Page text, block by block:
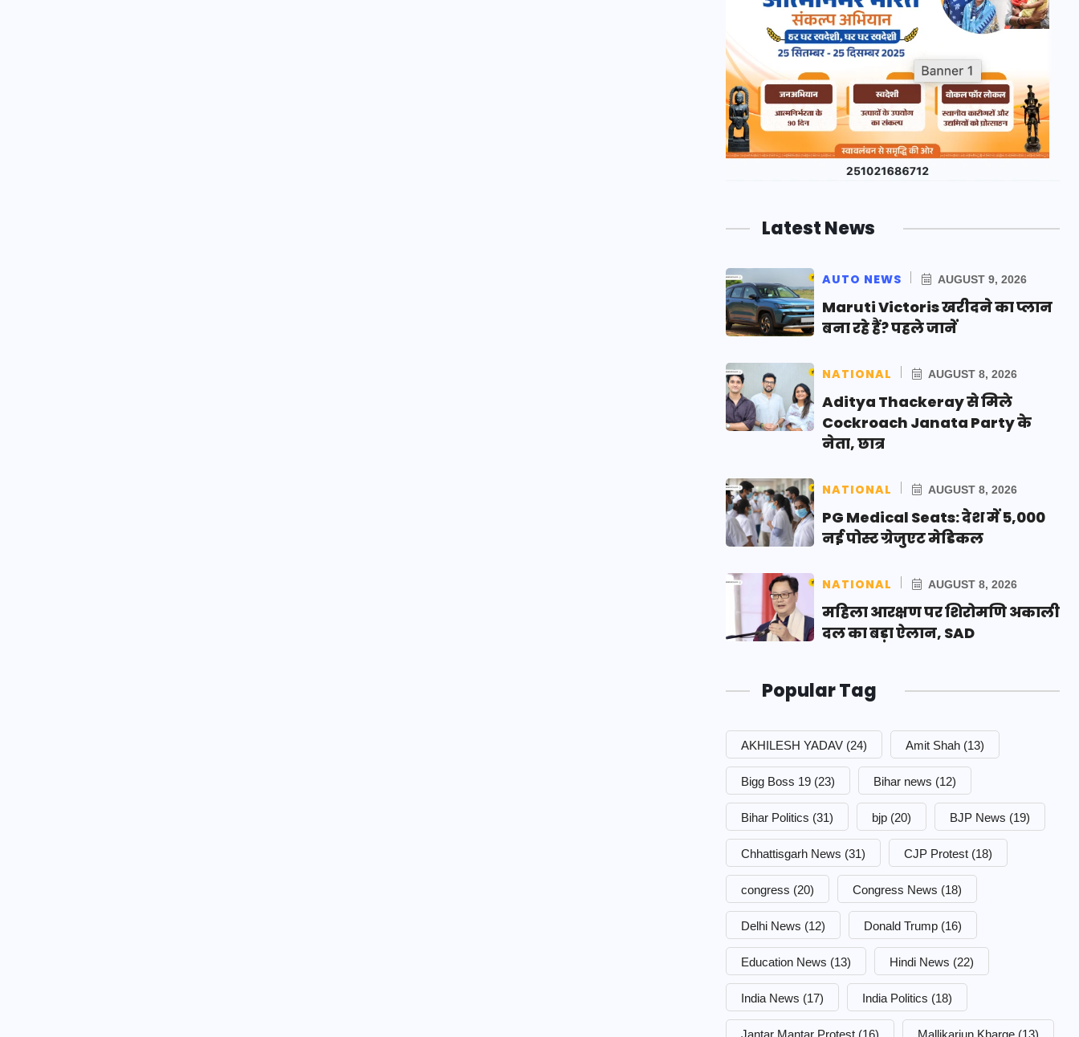
Latest News
AUTO NEWS AUGUST 9, 2026
Maruti Victoris खरीदने का प्लान
बना रहे हैं? पहले जानें
NATIONAL AUGUST 8, 2026
Aditya Thackeray से मिले
Cockroach Janata Party के
नेता, छात्र
NATIONAL AUGUST 8, 2026
PG Medical Seats: देश में 5,000
नई पोस्ट ग्रेजुएट मेडिकल
NATIONAL AUGUST 8, 2026
महिला आरक्षण पर शिरोमणि अकाली
दल का बड़ा ऐलान, SAD
Popular Tag
AKHILESH YADAV (24) Amit Shah (13)
Bigg Boss 19 (23) Bihar news (12)
Bihar Politics (31) bjp (20) BJP News (19)
Chhattisgarh News (31) CJP Protest (18)
congress (20) Congress News (18)
Delhi News (12) Donald Trump (16)
Education News (13) Hindi News (22)
India News (17) India Politics (18)
Jantar Mantar Protest (16) Mallikarjun Kharge (13)